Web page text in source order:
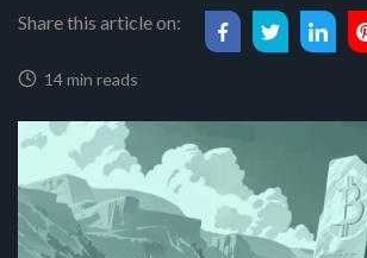
Share this article on:
14 min reads